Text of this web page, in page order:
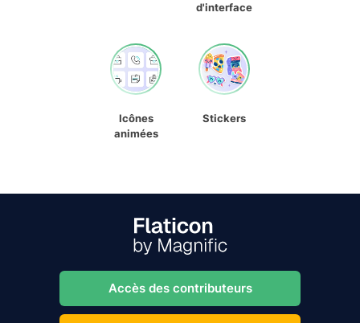
d'interface
Icônes
animées
Stickers
Accès des contributeurs